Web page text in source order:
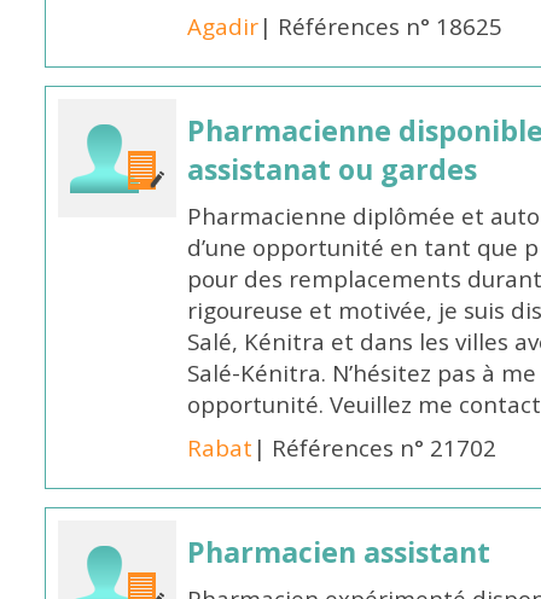
Agadir| Références n° 18625
Pharmacienne
assistanat ou gardes
Pharmacienne diplômée et
d’une opportunité en tant que
pour des remplacements
rigoureuse et motivée, je suis
Salé, Kénitra et dans les villes
Salé-Kénitra. N’hésitez pas à
opportunité. Veuillez me
Rabat | Références n° 21702
Pharmacien assistant